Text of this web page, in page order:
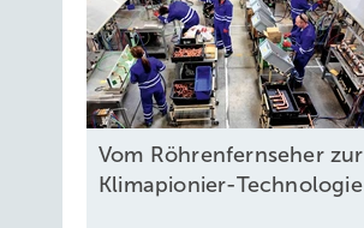
Vom Röhrenfernseher zur
Klimapionier-Technologie